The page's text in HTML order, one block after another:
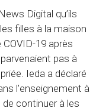
Digital qu’ils
filles à la maison
19 après
pas à
Ieda a déclaré
l’enseignement à
de continuer à les